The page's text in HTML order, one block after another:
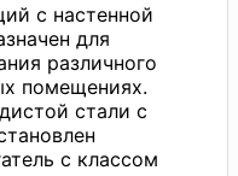
с настенной
для
различного
помещениях.
стали с
с классом